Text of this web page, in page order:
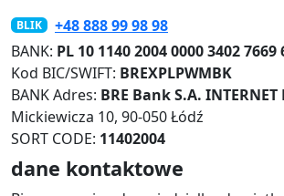
BLIK
+48 888 99 98 98
BANK: PL 10 1140 2004 0000 3402 7669
Kod BIC/SWIFT: BREXPLPWMBK
BANK Adres: BRE Bank S.A.
Mickiewicza 10, 90-050 Łódź
SORT CODE: 11402004
dane kontaktowe